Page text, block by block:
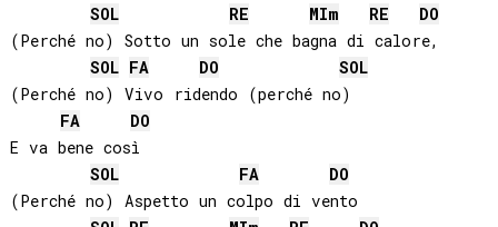
SOL
RE MIm RE
DO
(Perché no) Sotto un sole che bagna di calore,
SOL FA DO
SOL
(Perché no) Vivo ridendo (perché no)
FA
DO
E va bene così
SOL
FA
DO
(Perché no) Aspetto un colpo di vento